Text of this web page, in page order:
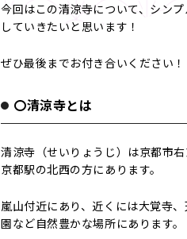
今回はこの清涼寺について、シン
していきたいと思います！
ぜひ最後までお付き合いください！
〇清涼寺とは
清涼寺（せいりょうじ）は京都市右
京都駅の北西の方にあります。
嵐山付近にあり、近くには大覚寺
園など自然豊かな場所にあります。